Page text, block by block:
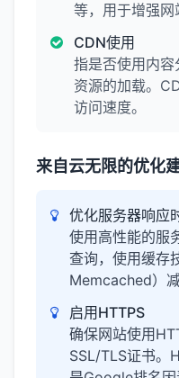
等，用于增强网
CDN使用
指是否使用内
资源的加载。
访问速度。
来自云无限的优化
优化服务器响应
使用高性能的服
查询，使用缓存
Memcached）
启用HTTPS
确保网站使用
SSL/TLS证书。